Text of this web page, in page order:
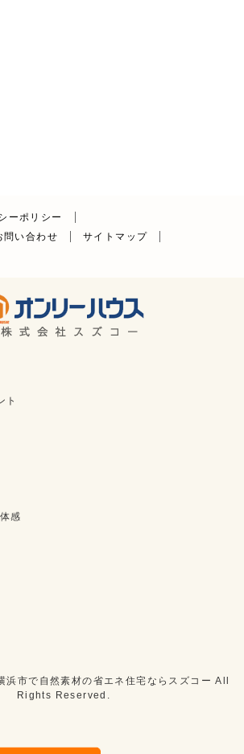
ーポリシー
問い合わせ
サイトマップ
ト
感
浜市で自然素材の省エネ住宅ならスズコー All
Rights Reserved.